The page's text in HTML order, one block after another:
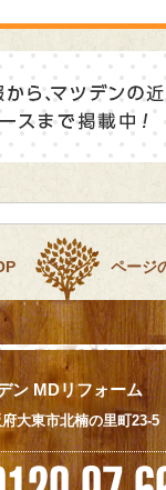
ページ
ン MDリフォーム
大東市北楠の里町23-5